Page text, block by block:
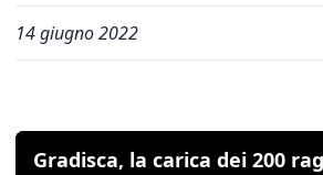
14 giugno 2022